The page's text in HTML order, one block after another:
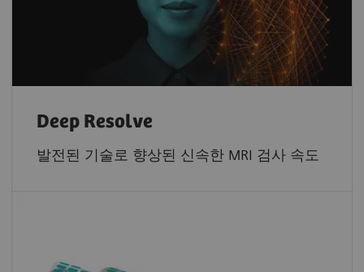
Deep Resolve
발전된 기술로 향상된 신속한 MRI 검사 속도